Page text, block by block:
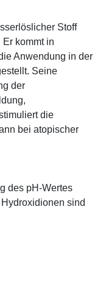
Stoff
kommt in
Anwendung in der
Seine
der
die
bei atopischer
des pH-Wertes
sind